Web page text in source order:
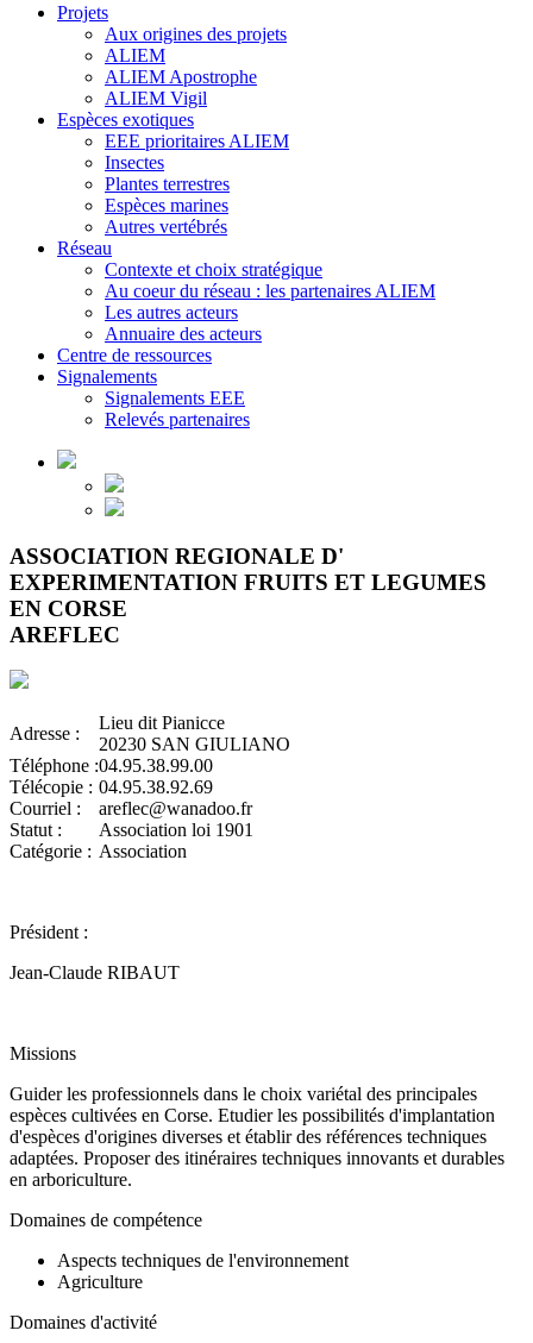
Projets
Aux origines des projets
ALIEM
ALIEM Apostrophe
ALIEM Vigil
Espèces exotiques
EEE prioritaires ALIEM
Insectes
Plantes terrestres
Espèces marines
Autres vertébrés
Réseau
Contexte et choix stratégique
Au coeur du réseau : les partenaires ALIEM
Les autres acteurs
Annuaire des acteurs
Centre de ressources
Signalements
Signalements EEE
Relevés partenaires
ASSOCIATION REGIONALE D'
EXPERIMENTATION FRUITS ET LEGUMES
EN CORSE
AREFLEC
Adresse :
Lieu dit Pianicce
20230 SAN GIULIANO
Téléphone :04.95.38.99.00
Télécopie : 04.95.38.92.69
Courriel :
areflec@wanadoo.fr
Statut :
Association loi 1901
Catégorie : Association
Président :
Jean-Claude RIBAUT
Missions
Guider les professionnels dans le choix variétal des principales
espèces cultivées en Corse. Etudier les possibilités d'implantation
d'espèces d'origines diverses et établir des références techniques
adaptées. Proposer des itinéraires techniques innovants et durables
en arboriculture.
Domaines de compétence
Aspects techniques de l'environnement
Agriculture
Domaines d'activité